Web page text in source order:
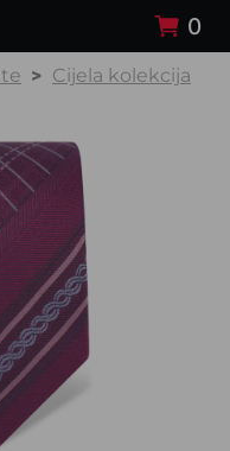
0
Cijela kolekcija